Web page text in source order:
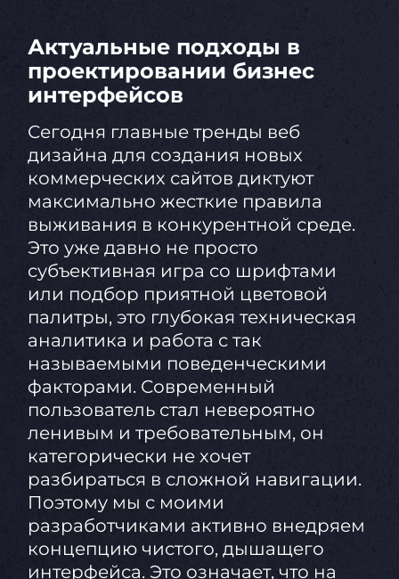
Актуальные подходы в
проектировании бизнес
интерфейсов
Сегодня главные тренды веб
дизайна для создания новых
коммерческих сайтов диктуют
максимально жесткие правила
выживания в конкурентной среде.
Это уже давно не просто
субъективная игра со шрифтами
или подбор приятной цветовой
палитры, это глубокая техническая
аналитика и работа с так
называемыми поведенческими
факторами. Современный
пользователь стал невероятно
ленивым и требовательным, он
категорически не хочет
разбираться в сложной навигации.
Поэтому мы с моими
разработчиками активно внедряем
концепцию чистого, дышащего
интерфейса. Это означает, что на